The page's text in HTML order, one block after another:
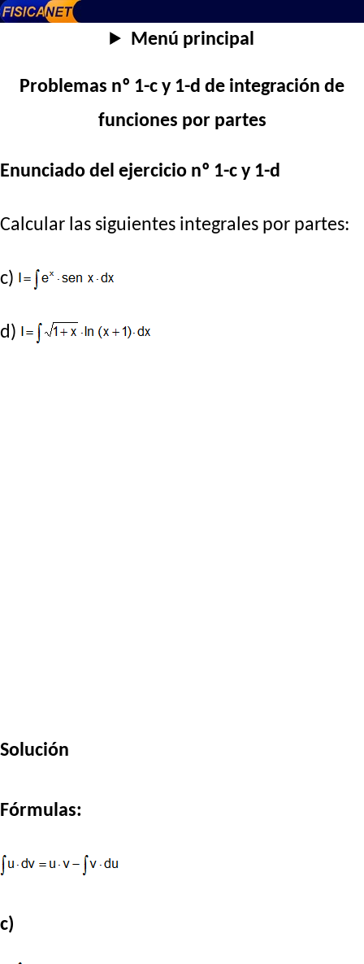
Menú principal
Problemas nº 1-c y 1-d de integración de
funciones por partes
Enunciado del ejercicio nº 1-c y 1-d
Calcular las siguientes integrales por partes:
c)
d)
Solución
Fórmulas:
c)